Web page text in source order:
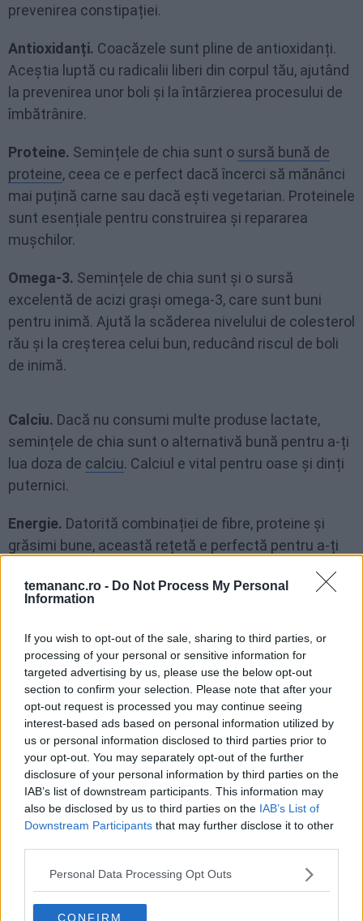
temananc.ro - Do Not Process My Personal
Information
If you wish to opt-out of the sale, sharing to third parties, or
processing of your personal or sensitive information for
targeted advertising by us, please use the below opt-out
section to confirm your selection. Please note that after your
opt-out request is processed you may continue seeing
interest-based ads based on personal information utilized by
us or personal information disclosed to third parties prior to
your opt-out. You may separately opt-out of the further
disclosure of your personal information by third parties on the
IAB’s list of downstream participants. This information may
also be disclosed by us to third parties on the IAB’s List of
Downstream Participants that may further disclose it to other
Personal Data Processing Opt Outs
CONFIRM
prevenirea constipației.
Antioxidanți. Coacăzele sunt pline de antioxidanți.
Aceștia luptă cu radicalii liberi din corpul tău, ajutând
la prevenirea unor boli și la întârzierea procesului de
îmbătrânire.
Proteine. Semințele de chia sunt o sursă bună de
proteine, ceea ce e perfect dacă încerci să mănânci
mai puțină carne sau dacă ești vegetarian. Proteinele
sunt esențiale pentru construirea și repararea
mușchilor.
Omega-3. Semințele de chia sunt și o sursă
excelentă de acizi grași omega-3, care sunt buni
pentru inimă. Ajută la scăderea nivelului de colesterol
rău și la creșterea celui bun, reducând riscul de boli
de inimă.
Calciu. Dacă nu consumi multe produse lactate,
semințele de chia sunt o alternativă bună pentru a-ți
lua doza de calciu. Calciul e vital pentru oase și dinți
puternici.
Energie. Datorită combinației de fibre, proteine și
grăsimi bune, această rețetă e perfectă pentru a-ți
începi ziua bine, sau după-amiaza, când simți că îți
Îmbunătățește starea de spirit.
Fructele de pădure,
inclusiv coacăzele, pot avea un efect pozitiv asupra
stării tale de spirit, datorită antioxidanților pe care îi
conțin.
FACEBOOK WHATSAPP EMAIL
Te-ar mai putea interesa